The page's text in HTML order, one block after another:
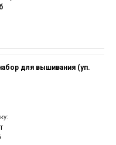
для вышивания (уп.